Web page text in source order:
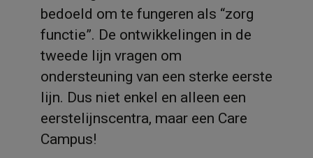
bedoeld om te fungeren als “zorg
functie”. De ontwikkelingen in de
tweede lijn vragen om
ondersteuning van een sterke eerste
lijn. Dus niet enkel en alleen een
eerstelijnscentra, maar een Care
Campus!